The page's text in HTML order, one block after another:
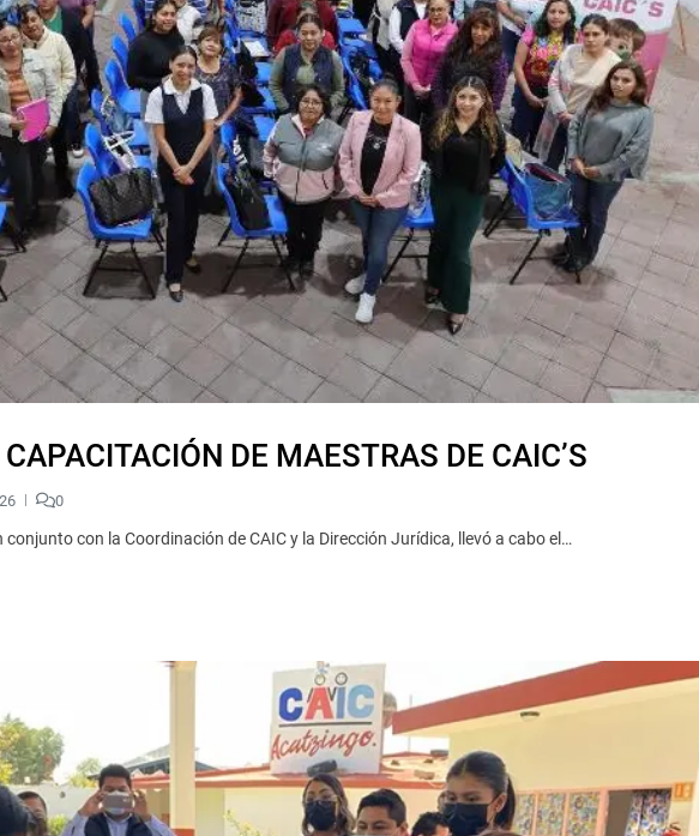
DE MAESTRAS DE CAIC’S
0
conjunto con la Coordinación de CAIC y la Dirección Jurídica, llevó a cabo el…